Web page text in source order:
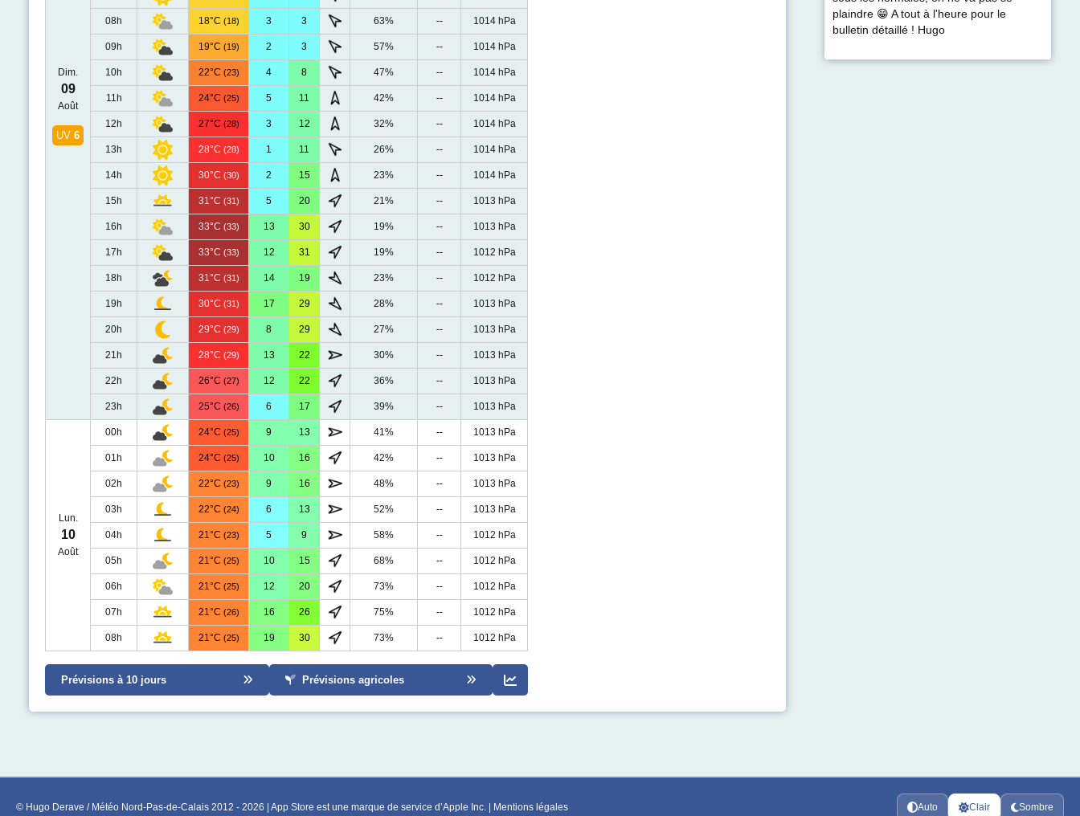
Dim.
09
Août
UV 6
08h 18°C (18) 3 3 63% -- 1014 hPa
09h 19°C (19) 2 3 57% -- 1014 hPa
10h 22°C (23) 4 8 47% -- 1014 hPa
11h 24°C (25) 5 11 42% -- 1014 hPa
12h 27°C (28) 3 12 32% -- 1014 hPa
13h 28°C (28) 1 11 26% -- 1014 hPa
14h 30°C (30) 2 15 23% -- 1014 hPa
15h 31°C (31) 5 20 21% -- 1013 hPa
16h 33°C (33) 13 30 19% -- 1013 hPa
17h 33°C (33) 12 31 19% -- 1012 hPa
18h 31°C (31) 14 19 23% -- 1012 hPa
19h 30°C (31) 17 29 28% -- 1013 hPa
20h 29°C (29) 8 29 27% -- 1013 hPa
21h 28°C (29) 13 22 30% -- 1013 hPa
22h 26°C (27) 12 22 36% -- 1013 hPa
23h 25°C (26) 6 17 39% -- 1013 hPa
Lun.
10
Août
00h 24°C (25) 9 13 41% -- 1013 hPa
01h 24°C (25) 10 16 42% -- 1013 hPa
02h 22°C (23) 9 16 48% -- 1013 hPa
03h 22°C (24) 6 13 52% -- 1013 hPa
04h 21°C (23) 5 9 58% -- 1012 hPa
05h 21°C (25) 10 15 68% -- 1012 hPa
06h 21°C (25) 12 20 73% -- 1012 hPa
07h 21°C (26) 16 26 75% -- 1012 hPa
08h 21°C (25) 19 30 73% -- 1012 hPa
Prévisions à 10 jours Prévisions agricoles
plaindre 😁 A tout à l'heure pour le
bulletin détaillé ! Hugo
© Hugo Derave / Météo Nord-Pas-de-Calais 2012 - 2026 | App Store est une marque de service d’Apple Inc. | Mentions légales Auto Clair Sombre